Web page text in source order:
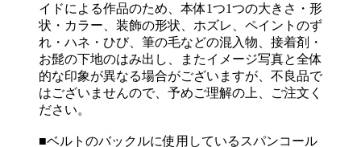
イドによる作品のため、本体1つ1つの大きさ・形
状・カラー、装飾の形状、ホズレ、ペイントのず
れ・ハネ・ひび、筆の毛などの混入物、接着剤・
お髭の下地のはみ出し、またイメージ写真と全体
的な印象が異なる場合がございますが、不良品で
はございませんので、予めご理解の上、ご注文く
ださい。
■ベルトのバックルに使用しているスパンコール